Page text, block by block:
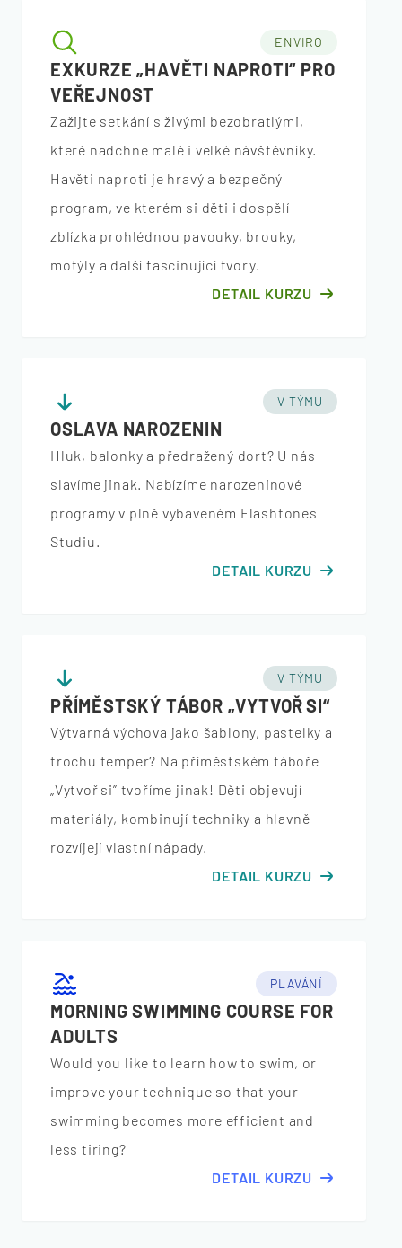
ENVIRO
EXKURZE „HAVĚTI NAPROTI“ PRO
VEŘEJNOST
Zažijte setkání s živými bezobratlými,
které nadchne malé i velké návštěvníky.
Havěti naproti je hravý a bezpečný
program, ve kterém si děti i dospělí
zblízka prohlédnou pavouky, brouky,
motýly a další fascinující tvory.
DETAIL KURZU
V TÝMU
OSLAVA NAROZENIN
Hluk, balonky a předražený dort? U nás
slavíme jinak. Nabízíme narozeninové
programy v plně vybaveném Flashtones
Studiu.
DETAIL KURZU
V TÝMU
PŘÍMĚSTSKÝ TÁBOR „VYTVOŘ SI“
Výtvarná výchova jako šablony, pastelky a
trochu temper? Na příměstském táboře
„Vytvoř si” tvoříme jinak! Děti objevují
materiály, kombinují techniky a hlavně
rozvíjejí vlastní nápady.
DETAIL KURZU
PLAVÁNÍ
MORNING SWIMMING COURSE FOR
ADULTS
Would you like to learn how to swim, or
improve your technique so that your
swimming becomes more efficient and
less tiring?
DETAIL KURZU